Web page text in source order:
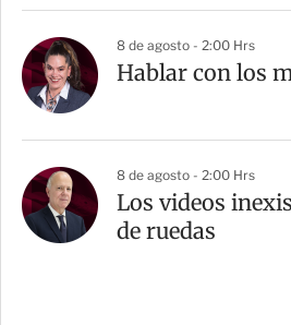
8 de agosto - 2:00 Hrs
Hablar con los
8 de agosto - 2:00 Hrs
Los videos
de ruedas